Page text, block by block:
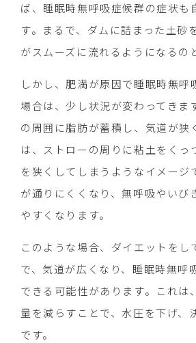
ば、睡眠時無呼吸症候群の症状も
す。まるで、ダムに詰まった土砂
がスムーズに流れるようになるの
しかし、肥満が原因で睡眠時無呼
場合は、少し状況が変わってきま
の周囲に脂肪が蓄積し、気道が狭
は、ストローの周りに粘土をくっ
を狭くしてしまうようなイメージ
が通りにくくなり、無呼吸やいび
やすくなります。
このような場合、ダイエットをし
で、気道が広くなり、睡眠時無呼
できる可能性があります。これは
量を減らすことで、水圧を下げ、
です。